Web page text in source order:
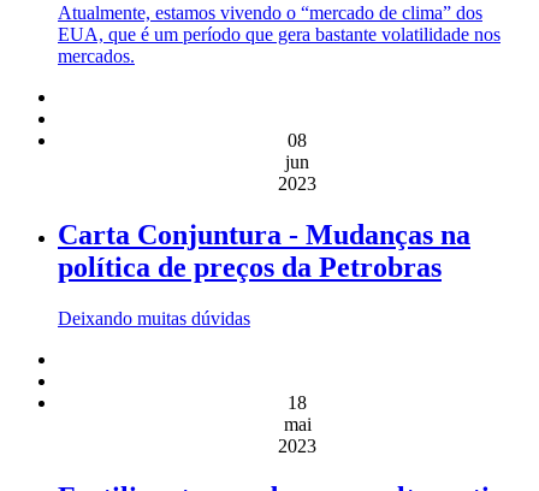
Atualmente, estamos vivendo o “mercado de clima” dos
EUA, que é um período que gera bastante volatilidade nos
mercados.
08
jun
2023
Carta Conjuntura - Mudanças na
política de preços da Petrobras
Deixando muitas dúvidas
18
mai
2023